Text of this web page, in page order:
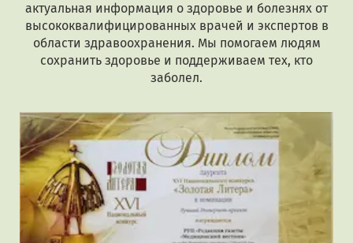
актуальная информация о здоровье и болезнях от
высококвалифицированных врачей и экспертов в
области здравоохранения. Мы помогаем людям
сохранить здоровье и поддерживаем тех, кто
заболел.